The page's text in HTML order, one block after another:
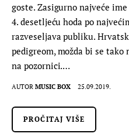
goste. Zasigurno najveće
4. desetljeću hoda po
razveseljava publiku.
pedigreom, možda bi se
na pozornici.…
AUTOR MUSIC BOX 25.09.2019.
PROČITAJ VIŠE